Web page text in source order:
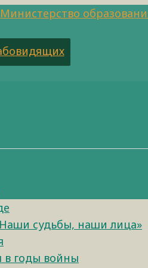
Министерство
судьбы, наши лица»
в годы войны